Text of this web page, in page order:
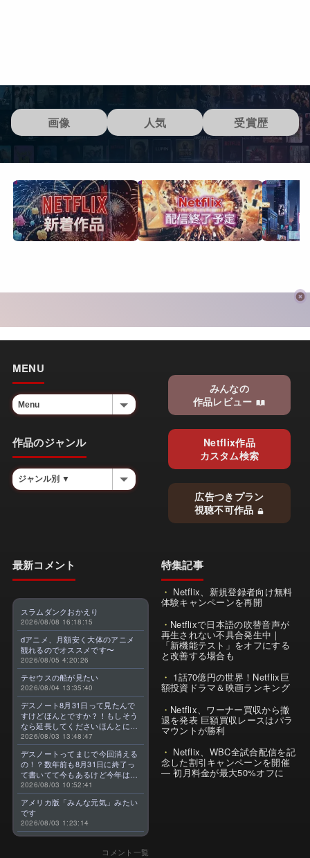
画像 人気 受賞歴
MENU
作品のジャンル
みんなの
作品レビュー
Netflix作品
カスタム検索
広告つきプラン
視聴不可作品
最新コメント
スラムダンクおかえり
2026/08/08 16:18:15
dアニメ、月額安く大体のアニメ
観れるのでオススメです〜
2026/08/05 4:20:26
テセウスの船が見たい
2026/08/04 13:35:40
デスノート8月31日って見たんで
すけどほんとですか？！もしそう
なら延長してくださいほんとに大
好きなんです😭
2026/08/03 13:48:47
デスノートってまじで今回消える
の！？数年前も8月31日に終了っ
て書いてて今もあるけど今年はま
じのやつ！？よくわからん！！で
きればなくならないでほしい！平
成アニメを振り返らせてくれっ
っ！！！！！！！
2026/08/03 10:52:41
アメリカ版「みんな元気」みたい
です
2026/08/03 1:23:14
コメント一覧
特集記事
Netflix、新規登録者向け無料
体験キャンペーンを再開
Netflixで日本語の吹替音声が
再生されない不具合発生中｜
「新機能テスト」をオフにする
と改善する場合も
1話70億円の世界！Netflix巨
額投資ドラマ＆映画ランキング
Netflix、ワーナー買収から撤
退を発表 巨額買収レースはパラ
マウントが勝利
Netflix、WBC全試合配信を記
念した割引キャンペーンを開催
— 初月料金が最大50%オフに